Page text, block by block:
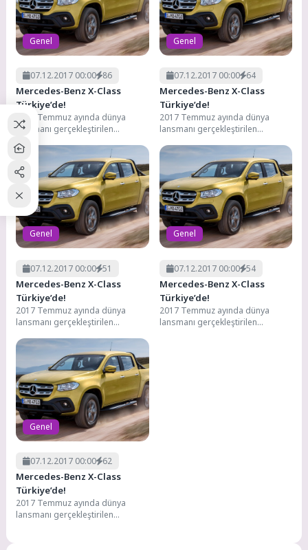
Genel
07.12.2017 00:00 86
Mercedes-Benz X-Class
Türkiye’de!
2017 Temmuz ayında dünya
lansmanı gerçekleştirilen
Mercedez-Benz X-Class,
geçtiğimiz günlerde Türkiye
pazarına giriş yaptı. Modelin...
Genel
07.12.2017 00:00 64
Mercedes-Benz X-Class
Türkiye’de!
2017 Temmuz ayında dünya
lansmanı gerçekleştirilen
geçtiğimiz günlerde Türkiye
pazarına giriş yaptı. Modelin...
Genel
07.12.2017 00:00 51
Mercedes-Benz X-Class
Türkiye’de!
2017 Temmuz ayında dünya
lansmanı gerçekleştirilen
geçtiğimiz günlerde Türkiye
pazarına giriş yaptı. Modelin...
Genel
07.12.2017 00:00 54
Mercedes-Benz X-Class
Türkiye’de!
2017 Temmuz ayında dünya
lansmanı gerçekleştirilen
Genel
07.12.2017 00:00 62
Mercedes-Benz X-Class
Türkiye’de!
2017 Temmuz ayında dünya
lansmanı gerçekleştirilen